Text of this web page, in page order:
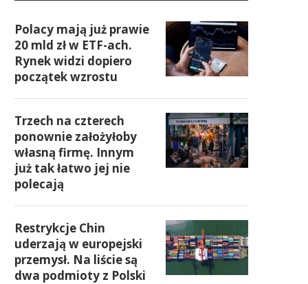
Polacy mają już prawie
20 mld zł w ETF-ach.
Rynek widzi dopiero
początek wzrostu
Trzech na czterech
ponownie założyłoby
własną firmę. Innym
już tak łatwo jej nie
polecają
Restrykcje Chin
uderzają w europejski
przemysł. Na liście są
dwa podmioty z Polski